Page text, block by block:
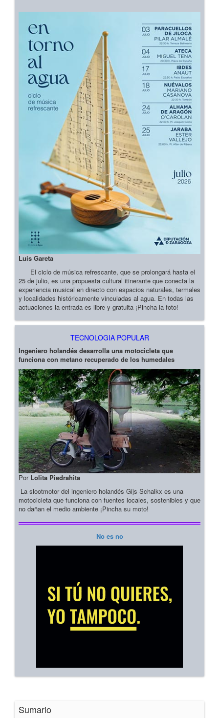
Luis Gareta
El ciclo de música refrescante, que se prolongará hasta el
25 de julio, es una propuesta cultural itinerante que conecta la
experiencia musical en directo con espacios naturales, termales
y localidades históricamente vinculadas al agua. En todas las
actuaciones la entrada es libre y gratuita ¡Pincha la foto!
TECNOLOGIA POPULAR
Ingeniero holandés desarrolla una motocicleta que
funciona con metano recuperado de los humedales
Por Lolita Piedrahita
La slootmotor del ingeniero holandés Gijs Schalkx es una
motocicleta que funciona con fuentes locales, sostenibles y que
no dañan el medio ambiente ¡Pincha su moto!
No es no
Sumario